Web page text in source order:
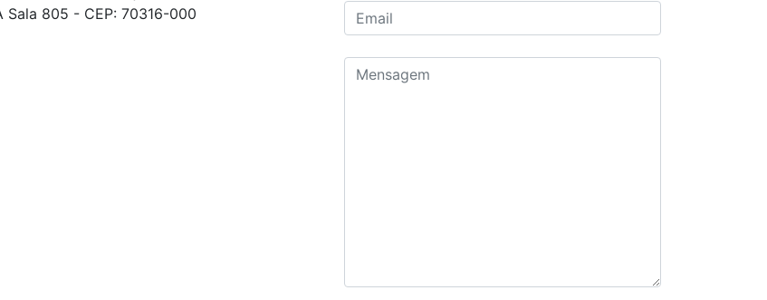
Sala 805 - CEP: 70316-000